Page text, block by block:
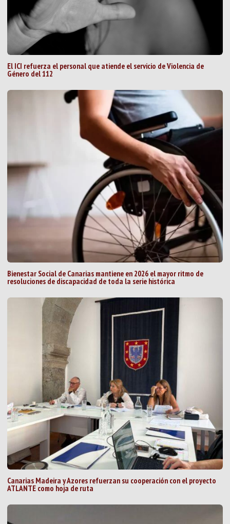
El ICI refuerza el personal que atiende el servicio de Violencia de
Género del 112
Bienestar Social de Canarias mantiene en 2026 el mayor ritmo de
resoluciones de discapacidad de toda la serie histórica
Canarias Madeira y Azores refuerzan su cooperación con el proyecto
ATLANTE como hoja de ruta